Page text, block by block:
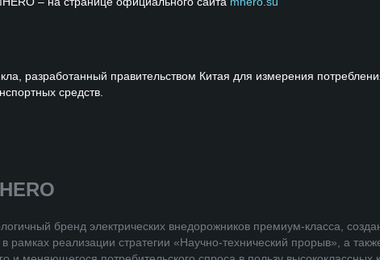
разработанный правительством Китая для измерения
средств.
бренд электрических внедорожников премиум-класса,
рамках реализации стратегии «Научно-технический прорыв», а